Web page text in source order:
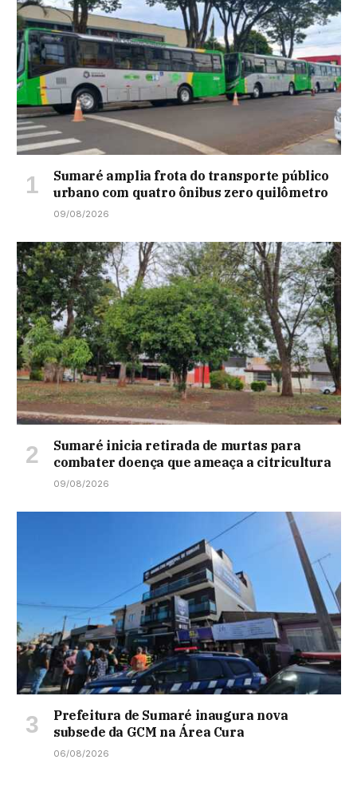
Sumaré amplia frota do transporte público
urbano com quatro ônibus zero quilômetro
09/08/2026
Sumaré inicia retirada de murtas para
combater doença que ameaça a citricultura
09/08/2026
Prefeitura de Sumaré inaugura nova
subsede da GCM na Área Cura
06/08/2026